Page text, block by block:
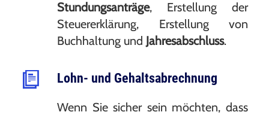
Stundungsanträge, Erstellung der
Steuererklärung, Erstellung von
Buchhaltung und Jahresabschluss.
Lohn- und Gehaltsabrechnung
Wenn Sie sicher sein möchten, dass